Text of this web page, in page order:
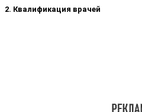
2. Квалификация врачей